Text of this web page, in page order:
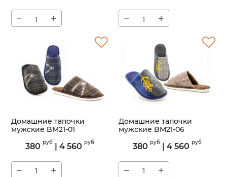
− + − +
Домашние тапочки
мужские BM21-01
BM21-01
380 руб| 4 560 руб
− +
Домашние тапочки
мужские BM21-06
BM21-06
380 руб| 4 560 руб
− +